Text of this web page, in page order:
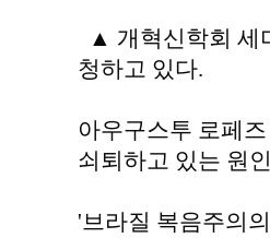
▲ 개혁신학회 세
청하고 있다.
아우구스투 로페
쇠퇴하고 있는 원
'브라질 복음주의